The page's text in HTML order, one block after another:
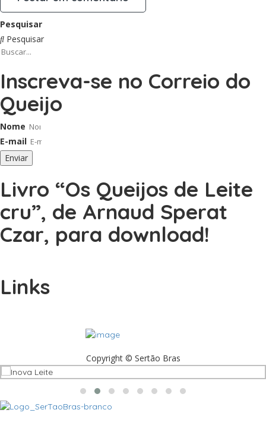
Pesquisar
Pesquisar
Inscreva-se no Correio do
Queijo
Nome
E-mail
Enviar
Livro “Os Queijos de Leite
cru”, de Arnaud Sperat
Czar, para download!
Links
Copyright © Sertão Bras